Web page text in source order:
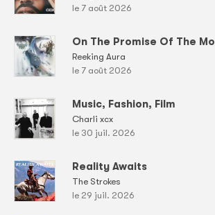
le 7 août 2026
On The Promise Of The
Reeking Aura
le 7 août 2026
Music, Fashion, Film
Charli xcx
le 30 juil. 2026
Reality Awaits
The Strokes
le 29 juil. 2026